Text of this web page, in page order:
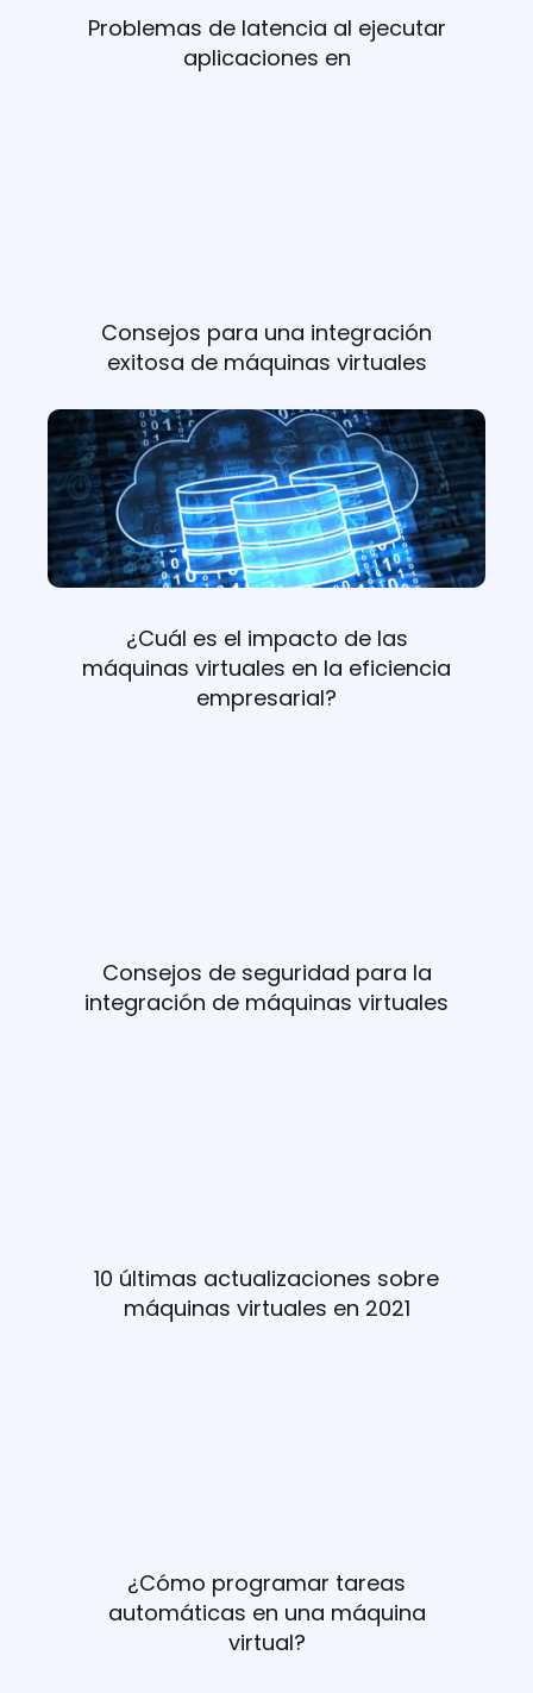
Problemas de latencia al ejecutar
aplicaciones en
Consejos para una integración
exitosa de máquinas virtuales
¿Cuál es el impacto de las
máquinas virtuales en la eficiencia
empresarial?
Consejos de seguridad para la
integración de máquinas virtuales
10 últimas actualizaciones sobre
máquinas virtuales en 2021
¿Cómo programar tareas
automáticas en una máquina
virtual?